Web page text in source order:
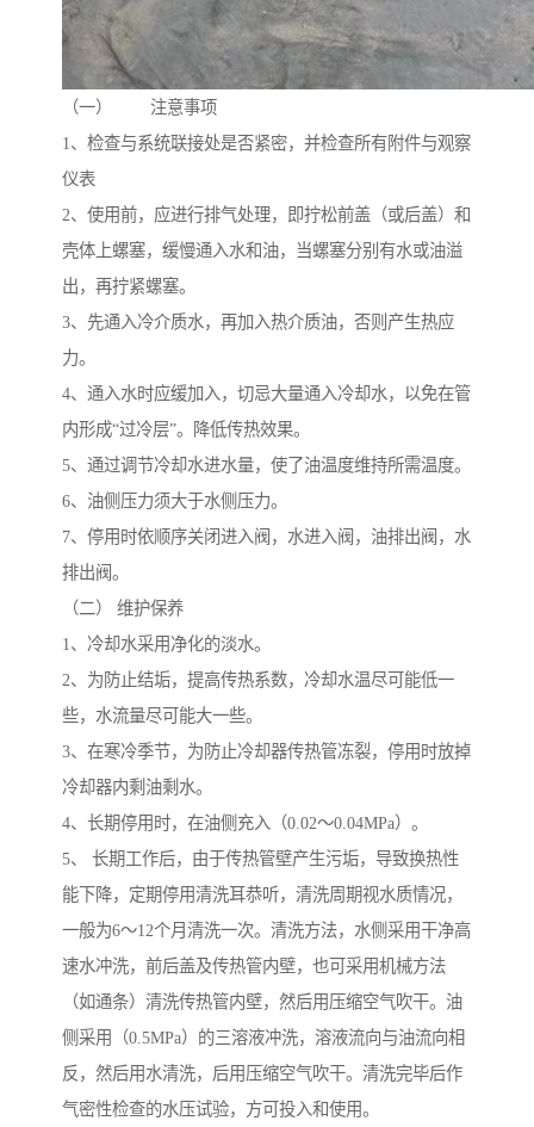
（一） 注意事项
1、检查与系统联接处是否紧密，并检查所有附件与观察
仪表
2、使用前，应进行排气处理，即拧松前盖（或后盖）和
壳体上螺塞，缓慢通入水和油，当螺塞分别有水或油溢
出，再拧紧螺塞。
3、先通入冷介质水，再加入热介质油，否则产生热应
力。
4、通入水时应缓加入，切忌大量通入冷却水，以免在管
内形成“过冷层”。降低传热效果。
5、通过调节冷却水进水量，使了油温度维持所需温度。
6、油侧压力须大于水侧压力。
7、停用时依顺序关闭进入阀，水进入阀，油排出阀，水
排出阀。
（二） 维护保养
1、冷却水采用净化的淡水。
2、为防止结垢，提高传热系数，冷却水温尽可能低一
些，水流量尽可能大一些。
3、在寒冷季节，为防止冷却器传热管冻裂，停用时放掉
冷却器内剩油剩水。
4、长期停用时，在油侧充入（0.02～0.04MPa）。
5、 长期工作后，由于传热管壁产生污垢，导致换热性
能下降，定期停用清洗耳恭听，清洗周期视水质情况，
一般为6～12个月清洗一次。清洗方法，水侧采用干净高
速水冲洗，前后盖及传热管内壁，也可采用机械方法
（如通条）清洗传热管内壁，然后用压缩空气吹干。油
侧采用（0.5MPa）的三溶液冲洗，溶液流向与油流向相
反，然后用水清洗，后用压缩空气吹干。清洗完毕后作
气密性检查的水压试验，方可投入和使用。